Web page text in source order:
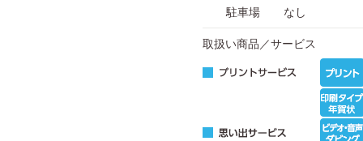
駐車場 なし
取扱い商品／サービス